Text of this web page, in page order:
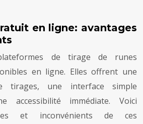
en ligne: avantages
de tirage de runes
en ligne. Elles offrent une
tirages, une interface simple
accessibilité immédiate. Voici
et inconvénients de ces